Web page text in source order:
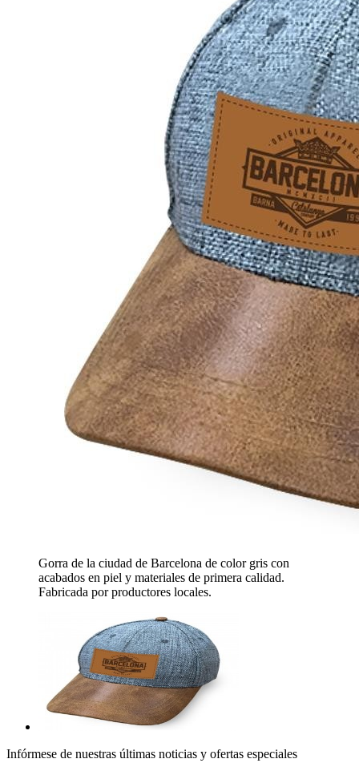
Gorra de la ciudad de Barcelona de color gris con
acabados en piel y materiales de primera calidad.
Fabricada por productores locales.
Infórmese de nuestras últimas noticias y ofertas especiales